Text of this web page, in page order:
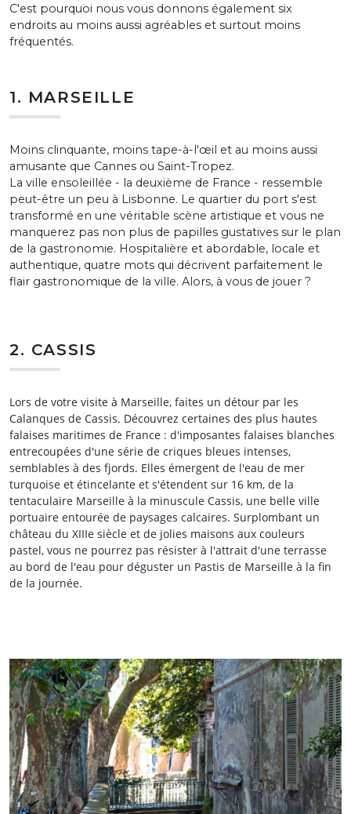
C'est pourquoi nous vous donnons également six
endroits au moins aussi agréables et surtout moins
fréquentés.
1. MARSEILLE
Moins clinquante, moins tape-à-l'œil et au moins aussi
amusante que Cannes ou Saint-Tropez.
La ville ensoleillée - la deuxième de France - ressemble
peut-être un peu à Lisbonne. Le quartier du port s'est
transformé en une véritable scène artistique et vous ne
manquerez pas non plus de papilles gustatives sur le plan
de la gastronomie. Hospitalière et abordable, locale et
authentique, quatre mots qui décrivent parfaitement le
flair gastronomique de la ville. Alors, à vous de jouer ?
2. CASSIS
Lors de votre visite à Marseille, faites un détour par les
Calanques de Cassis. Découvrez certaines des plus hautes
falaises maritimes de France : d'imposantes falaises blanches
entrecoupées d'une série de criques bleues intenses,
semblables à des fjords. Elles émergent de l'eau de mer
turquoise et étincelante et s'étendent sur 16 km, de la
tentaculaire Marseille à la minuscule Cassis, une belle ville
portuaire entourée de paysages calcaires. Surplombant un
château du XIIIe siècle et de jolies maisons aux couleurs
pastel, vous ne pourrez pas résister à l'attrait d'une terrasse
au bord de l'eau pour déguster un Pastis de Marseille à la fin
de la journée.